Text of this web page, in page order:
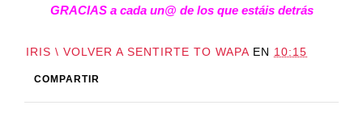
GRACIAS a cada un@ de los que estáis detrás
IRIS \ VOLVER A SENTIRTE TO WAPA EN 10:15
COMPARTIR